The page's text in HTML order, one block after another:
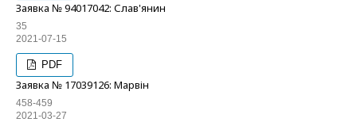
Заявка № 94017042: Слав'янин
35
2021-07-15
PDF
Заявка № 17039126: Марвін
458-459
2021-03-27